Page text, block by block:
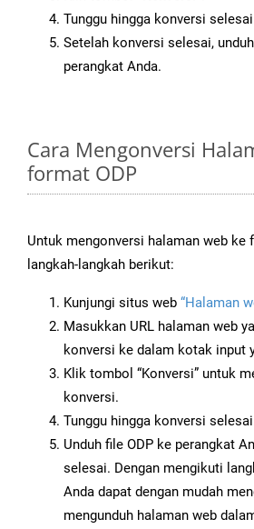
Tunggu hingga konversi
Setelah konversi selesai,
perangkat Anda.
Cara Mengonversi
format ODP
Untuk mengonversi halaman web ke
langkah-langkah berikut:
Kunjungi situs web “Halaman
Masukkan URL halaman web
konversi ke dalam kotak input
Klik tombol “Konversi” untuk
konversi.
Tunggu hingga konversi
Unduh file ODP ke perangkat
selesai. Dengan mengikuti
Anda dapat dengan mudah
mengunduh halaman web